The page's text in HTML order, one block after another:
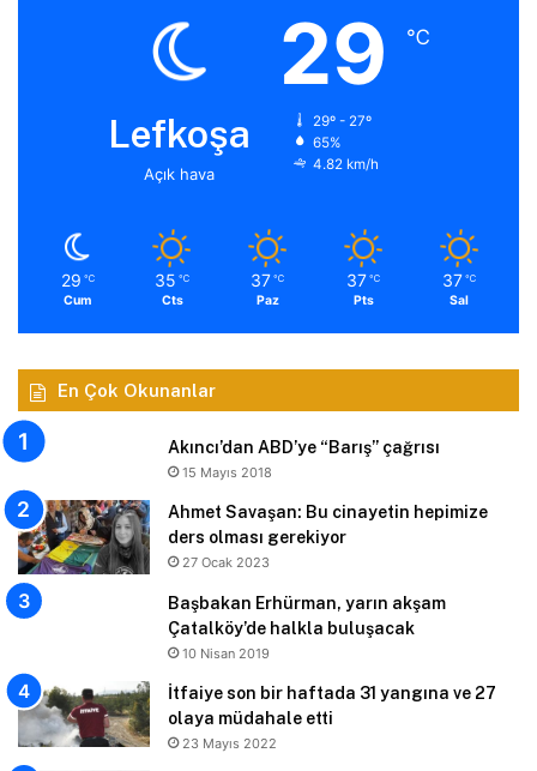
Lefkoşa
Açık hava
29 ℃
29º - 27º
65%
4.82 km/h
29 ℃
Cum
35 ℃
Cts
37 ℃
Paz
37 ℃
Pts
37 ℃
Sal
En Çok Okunanlar
Akıncı’dan ABD’ye “Barış” çağrısı
15 Mayıs 2018
Ahmet Savaşan: Bu cinayetin hepimize
ders olması gerekiyor
27 Ocak 2023
Başbakan Erhürman, yarın akşam
Çatalköy’de halkla buluşacak
10 Nisan 2019
İtfaiye son bir haftada 31 yangına ve 27
olaya müdahale etti
23 Mayıs 2022